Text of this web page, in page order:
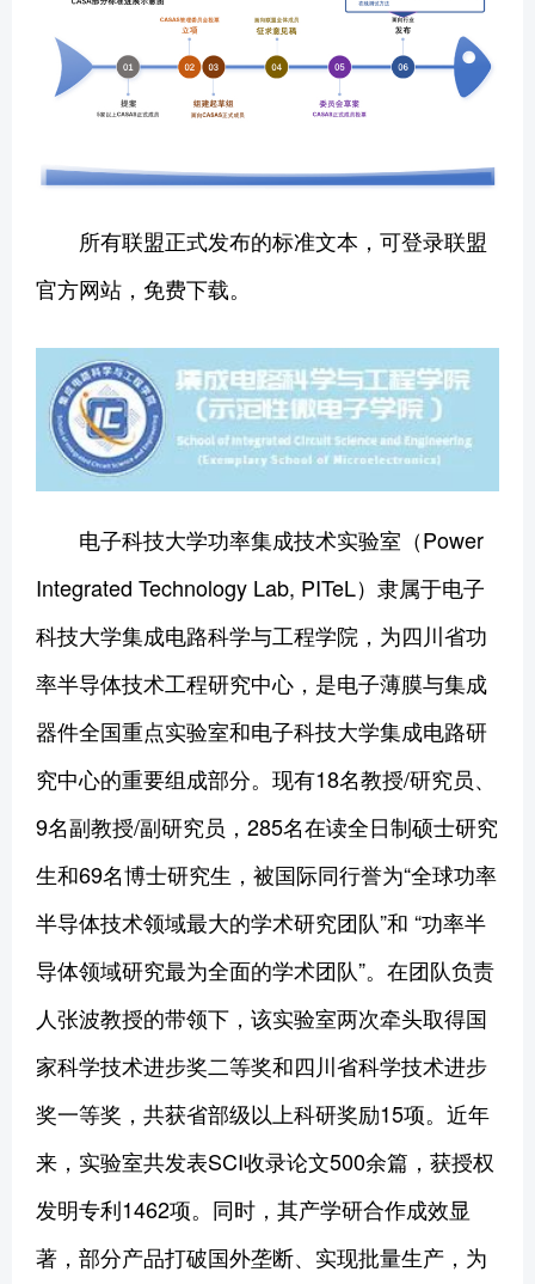
所有联盟正式发布的标准文本，可登录联盟
官方网站，免费下载。
电子科技大学功率集成技术实验室（Power
Integrated Technology Lab, PITeL）隶属于电子
科技大学集成电路科学与工程学院，为四川省功
率半导体技术工程研究中心，是电子薄膜与集成
器件全国重点实验室和电子科技大学集成电路研
究中心的重要组成部分。现有18名教授/研究员、
9名副教授/副研究员，285名在读全日制硕士研究
生和69名博士研究生，被国际同行誉为“全球功率
半导体技术领域最大的学术研究团队”和 “功率半
导体领域研究最为全面的学术团队”。在团队负责
人张波教授的带领下，该实验室两次牵头取得国
家科学技术进步奖二等奖和四川省科学技术进步
奖一等奖，共获省部级以上科研奖励15项。近年
来，实验室共发表SCI收录论文500余篇，获授权
发明专利1462项。同时，其产学研合作成效显
著，部分产品打破国外垄断、实现批量生产，为